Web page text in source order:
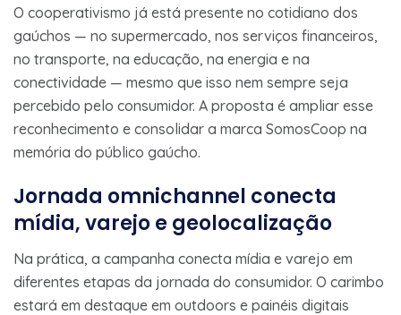
O cooperativismo já está presente no cotidiano dos
gaúchos — no supermercado, nos serviços financeiros,
no transporte, na educação, na energia e na
conectividade — mesmo que isso nem sempre seja
percebido pelo consumidor. A proposta é ampliar esse
reconhecimento e consolidar a marca SomosCoop na
memória do público gaúcho.
Jornada omnichannel conecta
mídia, varejo e geolocalização
Na prática, a campanha conecta mídia e varejo em
diferentes etapas da jornada do consumidor. O carimbo
estará em destaque em outdoors e painéis digitais